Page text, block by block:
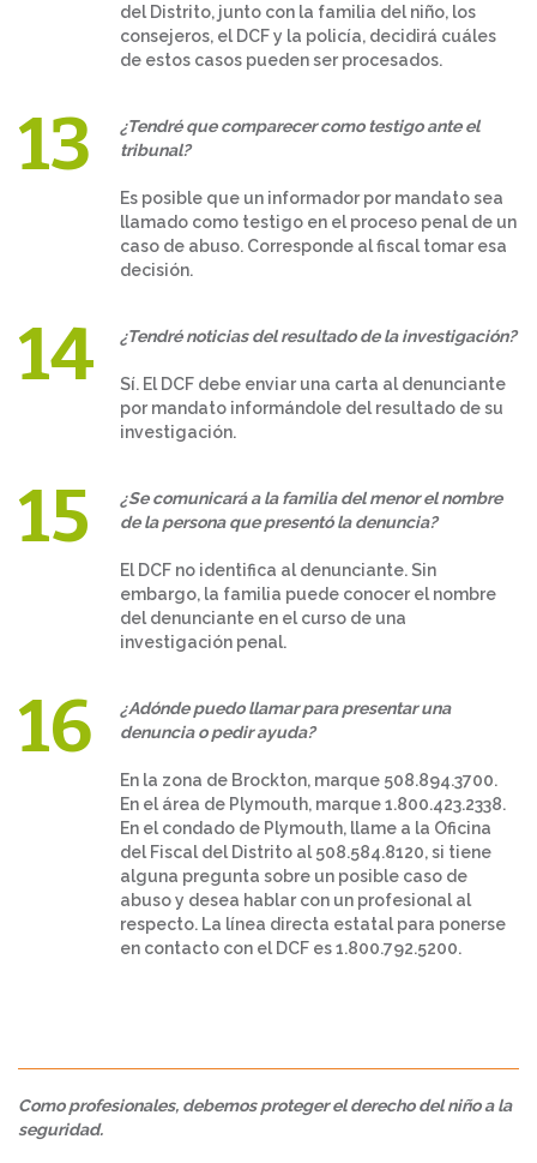
del Distrito, junto con la familia del niño, los
consejeros, el DCF y la policía, decidirá cuáles
de estos casos pueden ser procesados.
¿Tendré que comparecer como testigo ante el
tribunal?
Es posible que un informador por mandato sea
llamado como testigo en el proceso penal de un
caso de abuso. Corresponde al fiscal tomar esa
decisión.
¿Tendré noticias del resultado de la investigación?
Sí. El DCF debe enviar una carta al denunciante
por mandato informándole del resultado de su
investigación.
¿Se comunicará a la familia del menor el nombre
de la persona que presentó la denuncia?
El DCF no identifica al denunciante. Sin
embargo, la familia puede conocer el nombre
del denunciante en el curso de una
investigación penal.
¿Adónde puedo llamar para presentar una
denuncia o pedir ayuda?
En la zona de Brockton, marque 508.894.3700.
En el área de Plymouth, marque 1.800.423.2338.
En el condado de Plymouth, llame a la Oficina
del Fiscal del Distrito al 508.584.8120, si tiene
alguna pregunta sobre un posible caso de
abuso y desea hablar con un profesional al
respecto. La línea directa estatal para ponerse
en contacto con el DCF es 1.800.792.5200.
Como profesionales, debemos proteger el derecho del niño a la
seguridad.